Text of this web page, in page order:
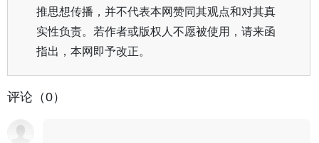
推思想传播，并不代表本网赞同其观点和对其真
实性负责。若作者或版权人不愿被使用，请来函
指出，本网即予改正。
评论（0）